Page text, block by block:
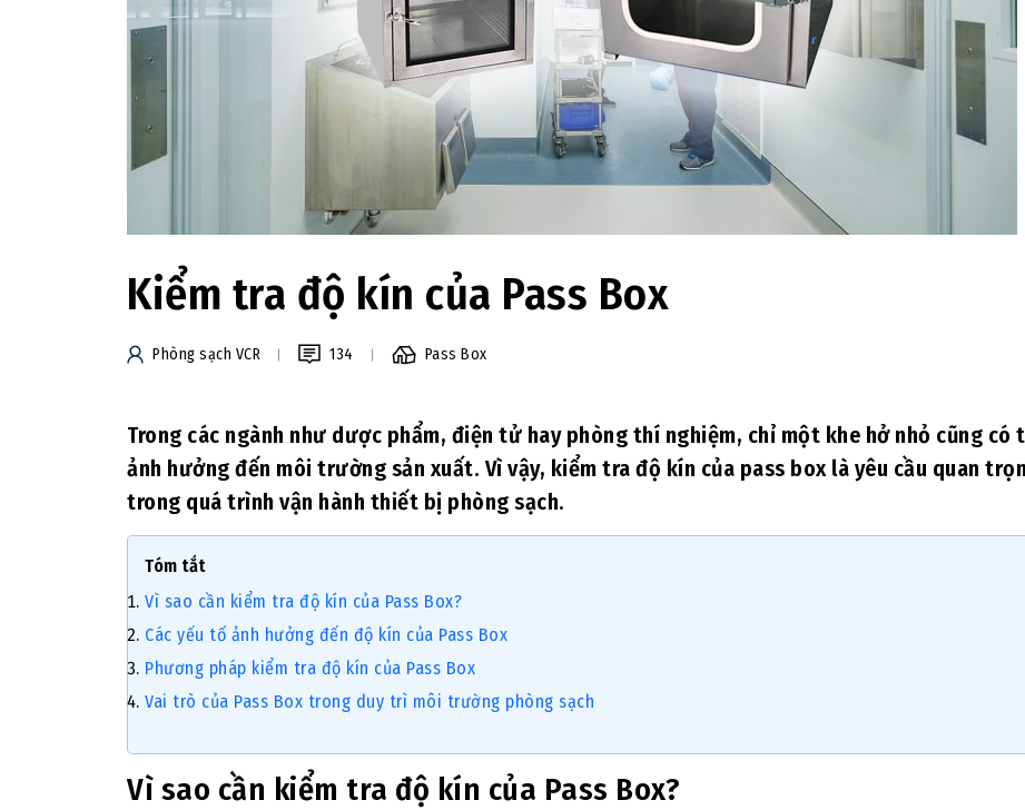
Kiểm tra độ kín của Pass Box
Phòng sạch VCR 134 Pass Box
Trong các ngành như dược phẩm, điện tử hay phòng thí nghiệm, chỉ một khe hở nhỏ cũng có
ảnh hưởng đến môi trường sản xuất. Vì vậy, kiểm tra độ kín của pass box là yêu cầu quan
trong quá trình vận hành thiết bị phòng sạch.
Tóm tắt
Vì sao cần kiểm tra độ kín của Pass Box?
Các yếu tố ảnh hưởng đến độ kín của Pass Box
Phương pháp kiểm tra độ kín của Pass Box
Vai trò của Pass Box trong duy trì môi trường phòng sạch
Vì sao cần kiểm tra độ kín của Pass Box?